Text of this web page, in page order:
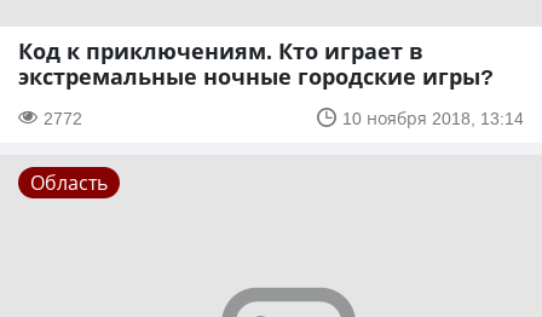
Код к приключениям. Кто играет в
экстремальные ночные городские игры?
2772 10 ноября 2018, 13:14
Область